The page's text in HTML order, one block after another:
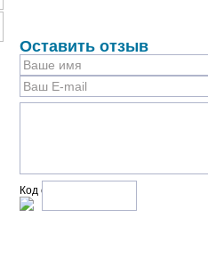
Оставить отзыв
Код с рисунка: